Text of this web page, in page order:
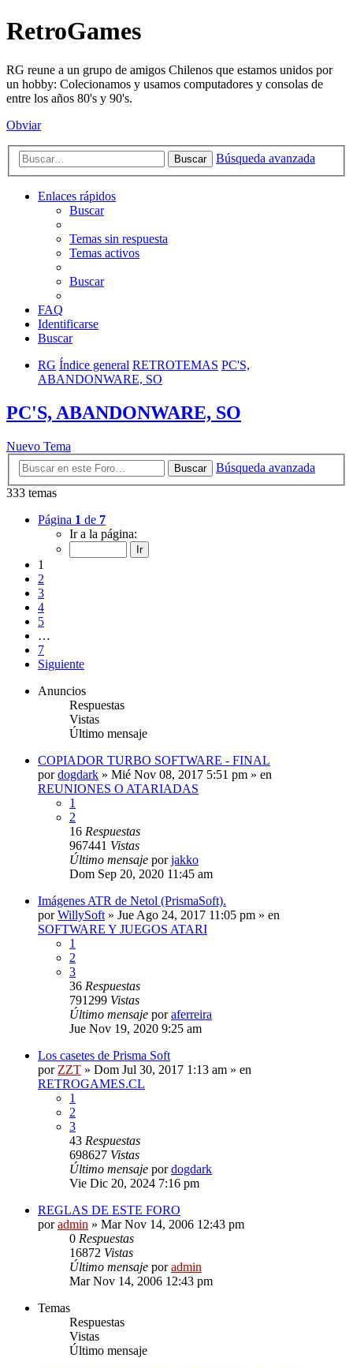
RetroGames
RG reune a un grupo de amigos Chilenos que estamos unidos por
un hobby: Colecionamos y usamos computadores y consolas de
entre los años 80's y 90's.
Obviar
Buscar Búsqueda avanzada
Enlaces rápidos
Buscar
Temas sin respuesta
Temas activos
Buscar
FAQ
Identificarse
Buscar
RG Índice general RETROTEMAS PC'S,
ABANDONWARE, SO
PC'S, ABANDONWARE, SO
Nuevo Tema
Buscar
Búsqueda avanzada
333 temas
Página 1 de 7
Ir a la página:
1
2
3
4
5
…
7
Siguiente
Anuncios
Respuestas
Vistas
Último mensaje
COPIADOR TURBO SOFTWARE - FINAL
pordogdark » Mié Nov 08, 2017 5:51 pm » en
REUNIONES O ATARIADAS
1
2
16 Respuestas
967441 Vistas
Último mensaje porjakko
Dom Sep 20, 2020 11:45 am
Imágenes ATR de Netol (PrismaSoft).
porWillySoft » Jue Ago 24, 2017 11:05 pm » en
SOFTWARE Y JUEGOS ATARI
1
2
3
36 Respuestas
791299 Vistas
Último mensaje poraferreira
Jue Nov 19, 2020 9:25 am
Los casetes de Prisma Soft
por ZZT » Dom Jul 30, 2017 1:13 am » en
RETROGAMES.CL
1
2
3
43 Respuestas
698627 Vistas
Último mensaje pordogdark
Vie Dic 20, 2024 7:16 pm
REGLAS DE ESTE FORO
poradmin » Mar Nov 14, 2006 12:43 pm
0 Respuestas
16872 Vistas
Último mensaje poradmin
Mar Nov 14, 2006 12:43 pm
Temas
Respuestas
Vistas
Último mensaje